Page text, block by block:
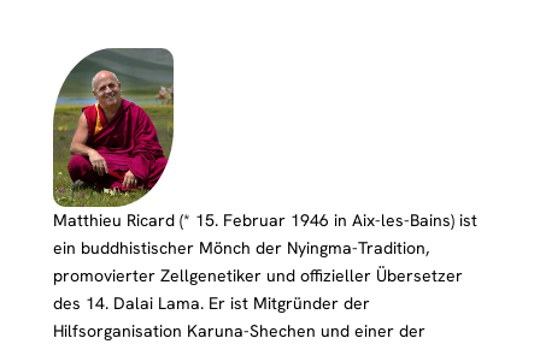
Matthieu Ricard (* 15. Februar 1946 in Aix-les-Bains) ist
ein buddhistischer Mönch der Nyingma-Tradition,
promovierter Zellgenetiker und offizieller Übersetzer
des 14. Dalai Lama. Er ist Mitgründer der
Hilfsorganisation Karuna-Shechen und einer der